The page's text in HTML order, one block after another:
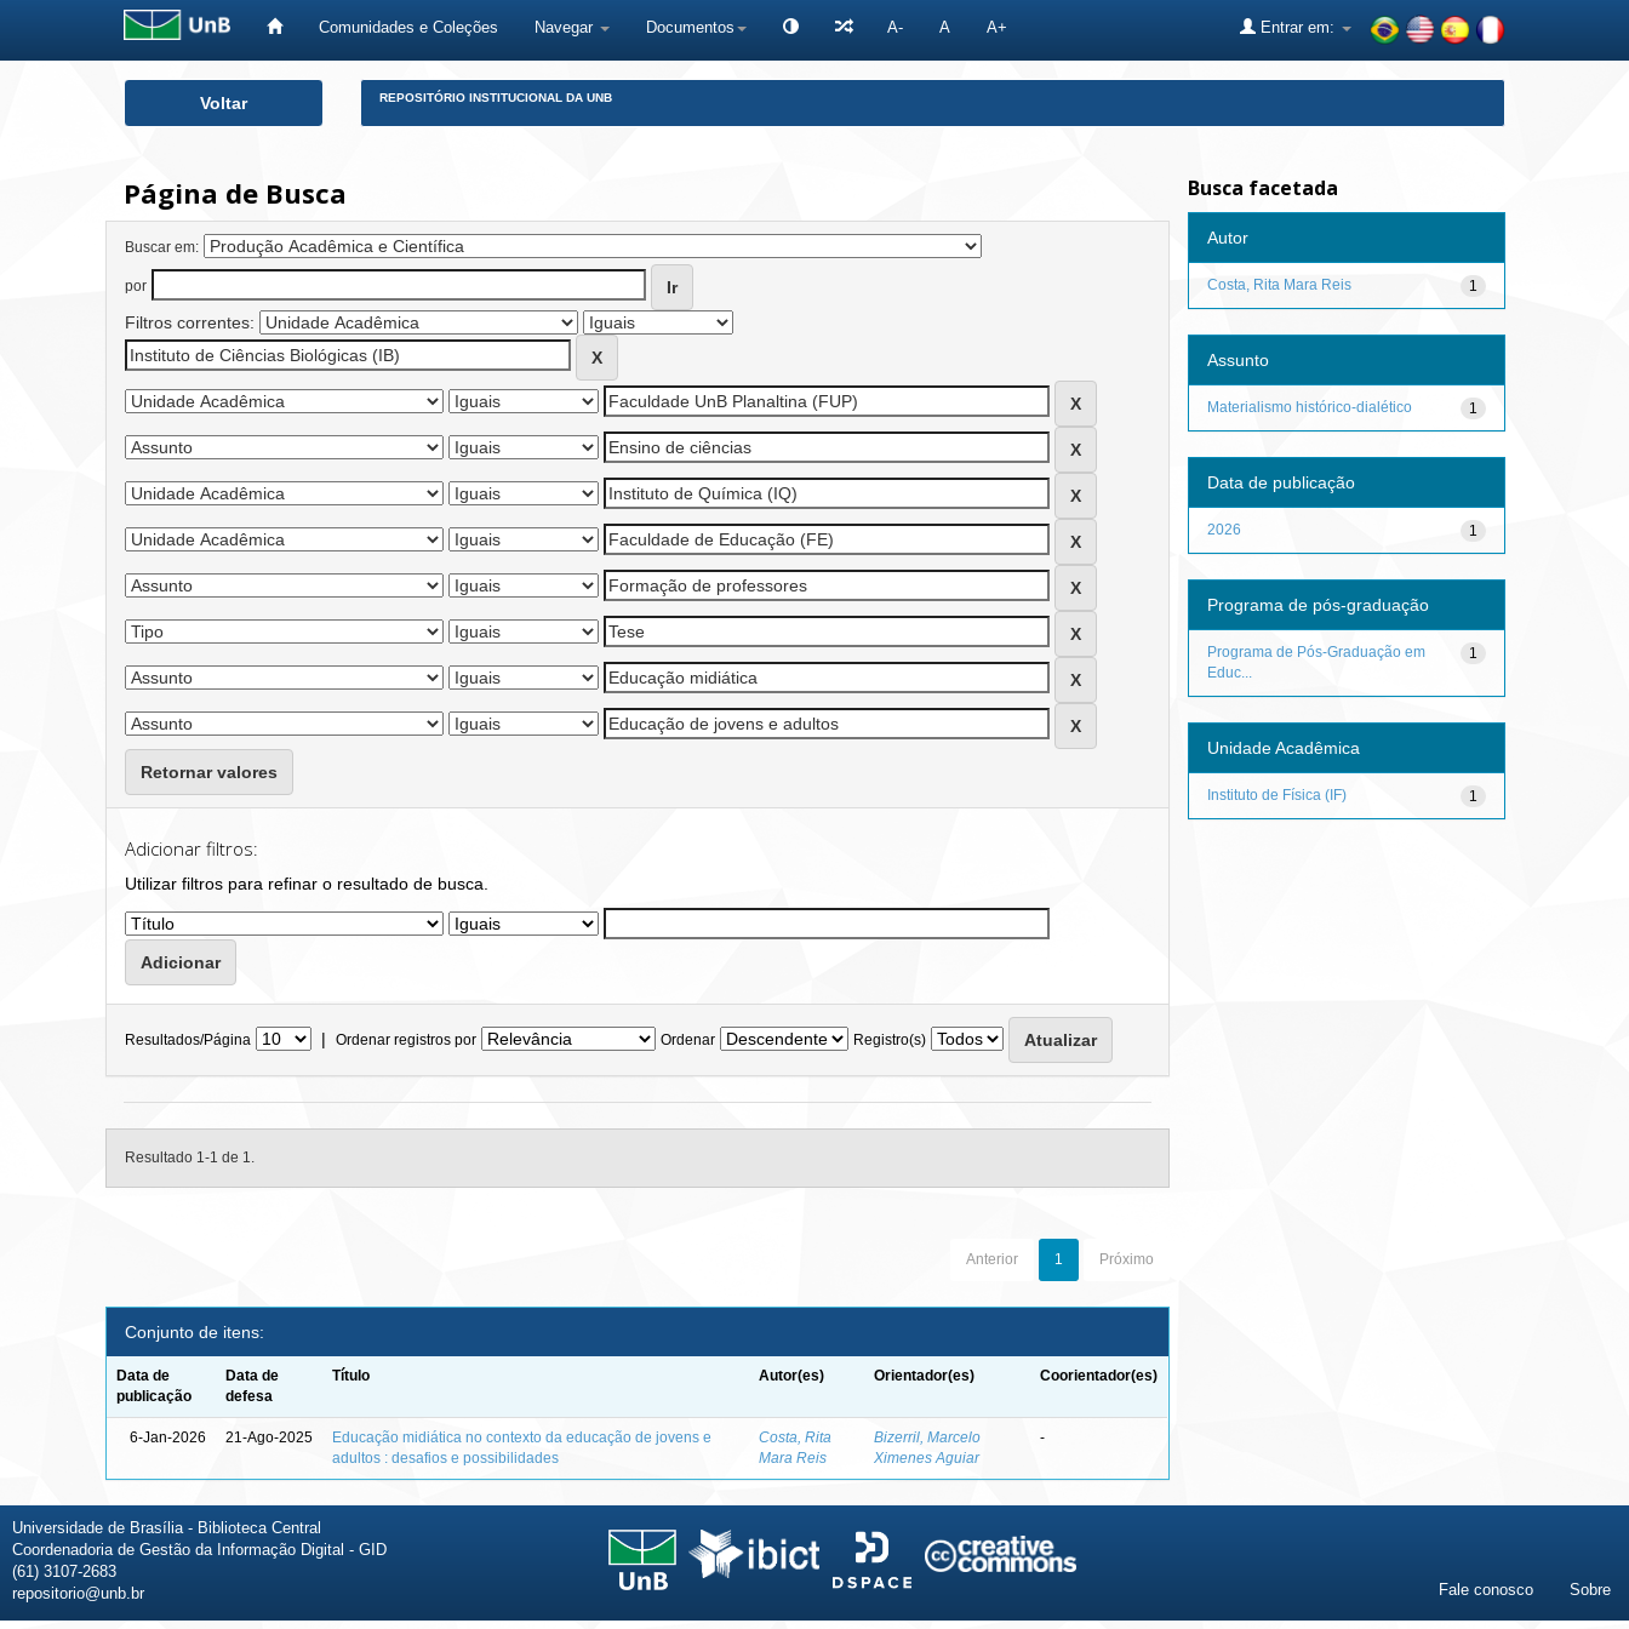
Comunidades e Coleções Navegar Documentos A- A A+ Entrar em:
Voltar REPOSITÓRIO INSTITUCIONAL DA UNB
Página de Busca
Buscar em:
por
Filtros correntes:
Retornar valores
Adicionar filtros:
Utilizar filtros para refinar o resultado de busca.
Resultados/Página | Ordenar registros por Ordenar Registro(s)
Resultado 1-1 de 1.
Anterior 1 Próximo
Conjunto de itens:
Data de
publicação
Data de
defesa
Título Autor(es) Orientador(es) Coorientador(es)
6-Jan-2026 21-Ago-2025
Educação midiática no contexto da educação de jovens e
adultos : desafios e possibilidades
Costa, Rita
Mara Reis
Bizerril, Marcelo
Ximenes Aguiar
-
Busca facetada
Autor
1
Costa, Rita Mara Reis
Assunto
1
Materialismo histórico-dialético
Data de publicação
1
2026
Programa de pós-graduação
1
Programa de Pós-Graduação em
Educ...
Unidade Acadêmica
1
Instituto de Física (IF)
Universidade de Brasília - Biblioteca Central
Coordenadoria de Gestão da Informação Digital - GID
(61) 3107-2683
repositorio@unb.br
Fale conosco Sobre